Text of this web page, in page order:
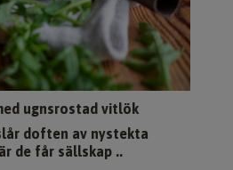
ugnsrostad vitlök
doften av nystekta
de får sällskap ..